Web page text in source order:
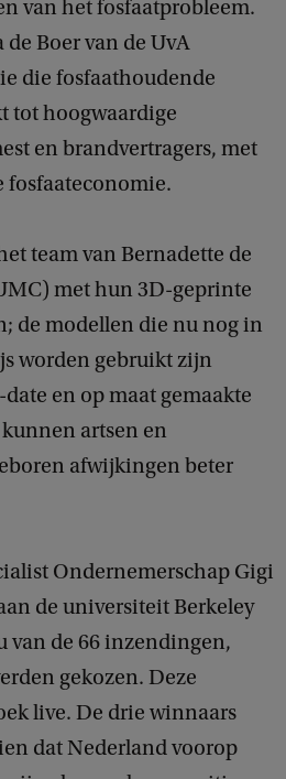
van het fosfaatprobleem.
Boer van de UvA
die fosfaathoudende
tot hoogwaardige
en brandvertragers, met
fosfaateconomie.
team van Bernadette de
met hun 3D-geprinte
de modellen die nu nog in
worden gebruikt zijn
en op maat gemaakte
artsen en
afwijkingen beter
Ondernemerschap Gigi
de universiteit Berkeley
van de 66 inzendingen,
gekozen. Deze
live. De drie winnaars
dat Nederland voorop